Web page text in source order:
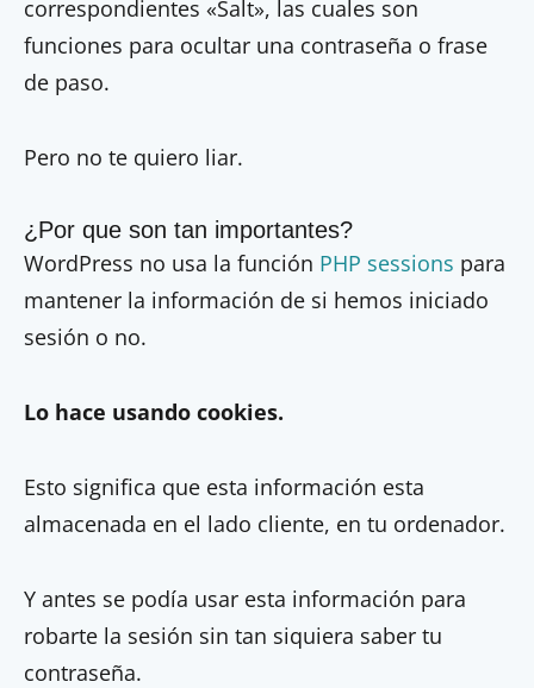
correspondientes «Salt», las cuales son
funciones para ocultar una contraseña o frase
de paso.
Pero no te quiero liar.
¿Por que son tan importantes?
WordPress no usa la función PHP sessions para
mantener la información de si hemos iniciado
sesión o no.
Lo hace usando cookies.
Esto significa que esta información esta
almacenada en el lado cliente, en tu ordenador.
Y antes se podía usar esta información para
robarte la sesión sin tan siquiera saber tu
contraseña.